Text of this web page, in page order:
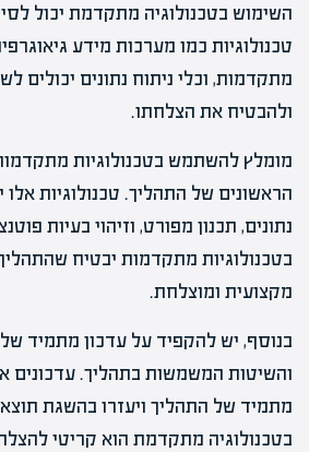
השימוש בטכנולוגיה מתקדמת יכול
טכנולוגיות כמו מערכות מידע
מתקדמות, וכלי ניתוח נתונים יכולים
ולהבטיח את הצלחתו.
מומלץ להשתמש בטכנולוגיות
הראשונים של התהליך. טכנולוגיות אלו
נתונים, תכנון מפורט, וזיהוי בעיות
בטכנולוגיות מתקדמות יבטיח
מקצועית ומוצלחת.
בנוסף, יש להקפיד על עדכון מתמיד של
והשיטות המשמשות בתהליך. עדכונים
מתמיד של התהליך ויעזרו בהשגת
בטכנולוגיה מתקדמת הוא קריטי